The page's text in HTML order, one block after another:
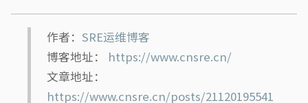
🙈 关于博主
作者： SRE运维博客
博客地址： https://www.cnsre.cn/
文章地址：
https://www.cnsre.cn/posts/21120195541